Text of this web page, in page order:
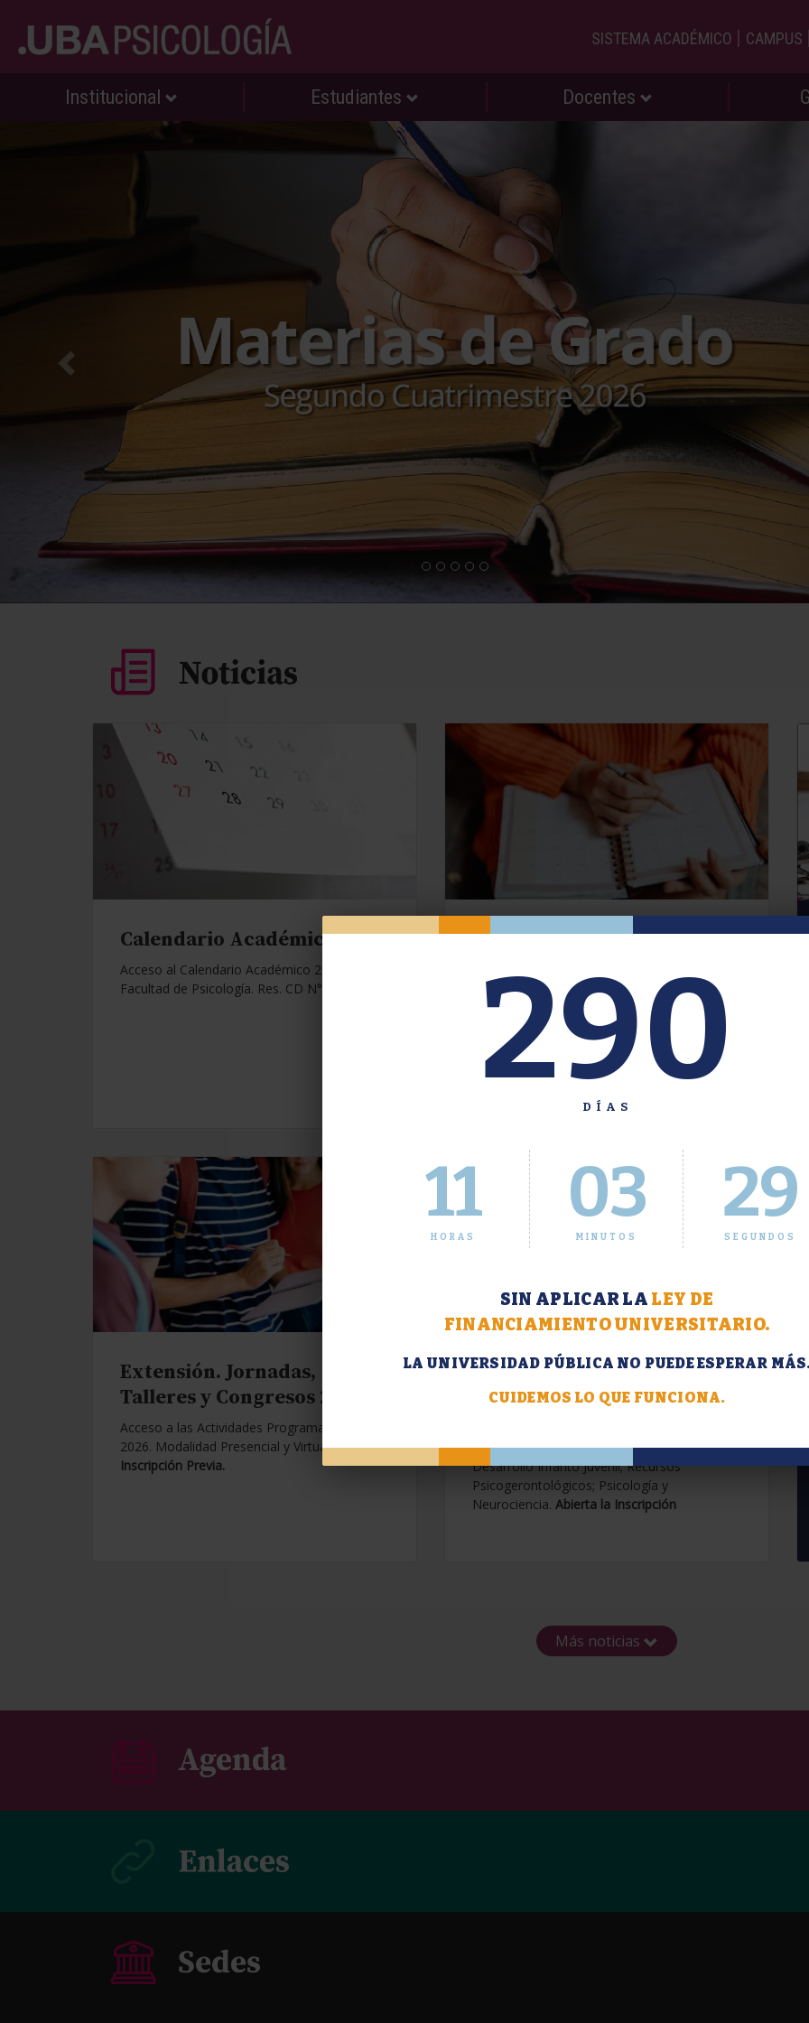
290
DÍAS
11
HORAS
03
MINUTOS
29
SEGUNDOS
SIN APLICAR LA LEY DE
FINANCIAMIENTO UNIVERSITARIO.
LA UNIVERSIDAD PÚBLICA NO PUEDE ESPERAR
CUIDEMOS LO QUE FUNCIONA.
SISTEMA ACADÉMICO | CAMPUS |
Institucional Estudiantes Docentes
Calendario Académico 2026.
Acceso al Calendario Académico 2026 de la
Facultad de Psicología. Res. CD N°1112/25.
Oferta de Grado. Segundo
Inscripción del 30 de julio al 4 de agosto a
través del Sistema Académico
Extensión. Jornadas,
Talleres y Congresos 2026.
Acceso a las Actividades Programadas para
2026. Modalidad Presencial y Virtual.Con
Inscripción Previa.
Extensión. Diplomaturas
2026.
Contemporáneas; Problemáticas en el
Desarrollo Infanto Juvenil; Recursos
Psicogerontológicos; Psicología y
Neurociencia. Abierta la Inscripción
Más noticias